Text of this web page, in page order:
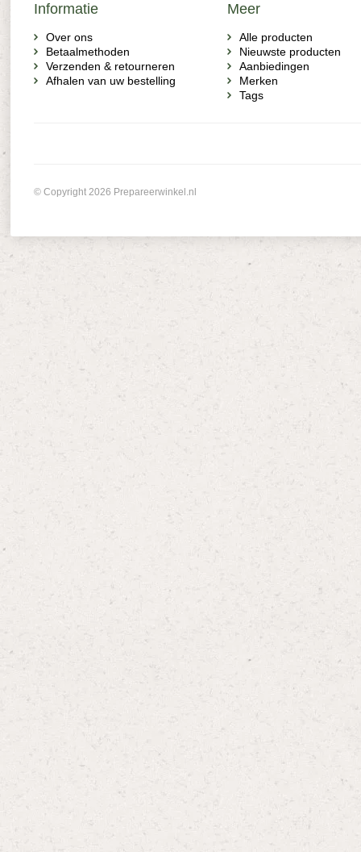
Informatie
Over ons
Betaalmethoden
Verzenden & retourneren
Afhalen van uw bestelling
Meer
Alle producten
Nieuwste producten
Aanbiedingen
Merken
Tags
© Copyright 2026 Prepareerwinkel.nl